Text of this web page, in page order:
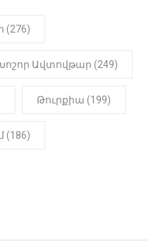
Ավտովթար (249)
Թուրքիա (199)